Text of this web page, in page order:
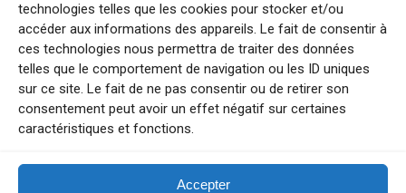
technologies telles que les cookies pour stocker et/ou
accéder aux informations des appareils. Le fait de consentir à
ces technologies nous permettra de traiter des données
telles que le comportement de navigation ou les ID uniques
sur ce site. Le fait de ne pas consentir ou de retirer son
consentement peut avoir un effet négatif sur certaines
caractéristiques et fonctions.
Accepter
Qui sommes-nous ?
BFM Top Sorties
EVENT
Tourisme week-end : envie de vous évader le temps d’un week-end ou
Explorez nos bonnes adresses